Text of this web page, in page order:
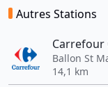
Autres Stations
Carrefour
Ballon St
14,1 km